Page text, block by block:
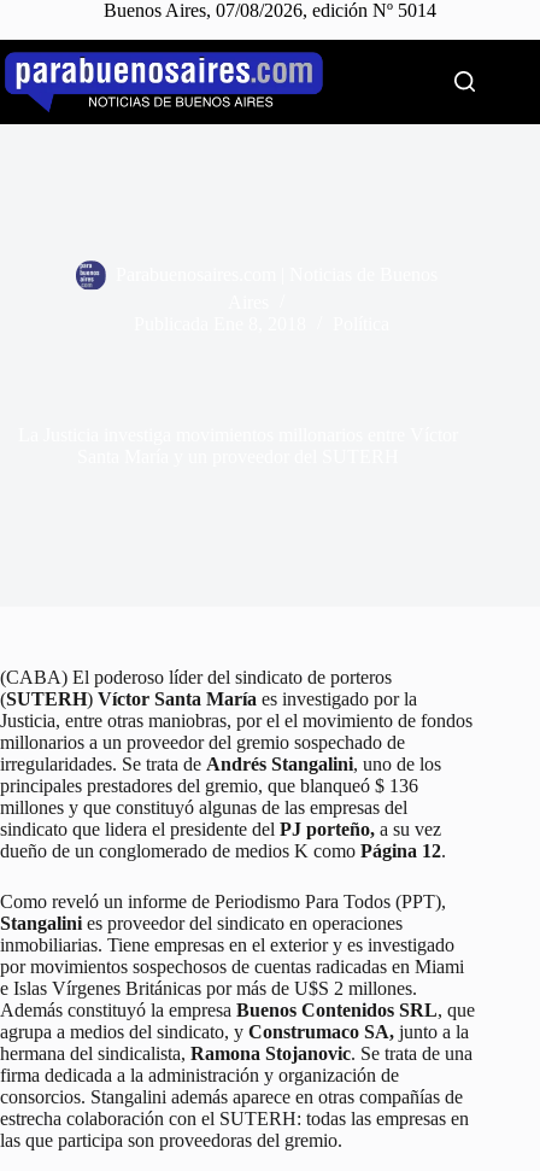
Buenos Aires, 07/08/2026, edición Nº 5014
Saltar
contenido
(CABA) El poderoso líder del sindicato de porteros
(SUTERH) Víctor Santa María es investigado por la
Justicia, entre otras maniobras, por el el movimiento de fondos
millonarios a un proveedor del gremio sospechado de
irregularidades. Se trata de Andrés Stangalini, uno de los
principales prestadores del gremio, que blanqueó $ 136
millones y que constituyó algunas de las empresas del
sindicato que lidera el presidente del PJ porteño, a su vez
dueño de un conglomerado de medios K como Página 12.
Como reveló un informe de Periodismo Para Todos (PPT),
Stangalini es proveedor del sindicato en operaciones
inmobiliarias. Tiene empresas en el exterior y es investigado
por movimientos sospechosos de cuentas radicadas en Miami
e Islas Vírgenes Británicas por más de U$S 2 millones.
Además constituyó la empresa Buenos Contenidos SRL, que
agrupa a medios del sindicato, y Construmaco SA, junto a la
hermana del sindicalista, Ramona Stojanovic. Se trata de una
firma dedicada a la administración y organización de
consorcios. Stangalini además aparece en otras compañías de
estrecha colaboración con el SUTERH: todas las empresas en
las que participa son proveedoras del gremio.